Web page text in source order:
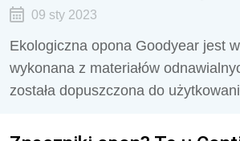
09 sty 2023
Ekologiczna opona Goodyear jest
wykonana z materiałów
została dopuszczona do